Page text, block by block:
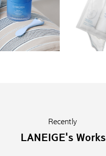
Recently
LANEIGE's Works